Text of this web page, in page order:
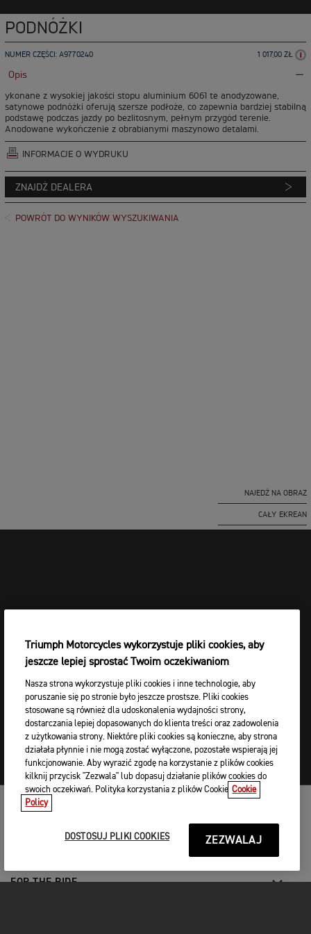
PODNÓŻKI
NUMER CZĘŚCI: A9770240 1 017,00 ZŁ
Opis
ykonane z wysokiej jakości stopu aluminium 6061 te anodyzowane,
satynowe podnóżki oferują szersze podłoże, co zapewnia bardziej stabilną
podstawę podczas jazdy po bezlitosnym, pełnym przygód terenie.
Anodowane wykończenie z obrabianymi maszynowo detalami.
INFORMACJE O WYDRUKU
ZNAJDŹ DEALERA
POWRÓT DO WYNIKÓW WYSZUKIWANIA
NAJEDŹ NA OBRAZ
CAŁY EKREAN
MOTOCYKLE
FOR THE RIDE
Triumph Motorcycles wykorzystuje pliki cookies, aby
jeszcze lepiej sprostać Twoim oczekiwaniom
Nasza strona wykorzystuje pliki cookies i inne technologie, aby
poruszanie się po stronie było jeszcze prostsze. Pliki cookies
stosowane są również dla udoskonalenia wydajności strony,
dostarczania lepiej dopasowanych do klienta treści oraz zadowolenia
z użytkowania strony. Niektóre pliki cookies są konieczne, aby strona
działała płynnie i nie mogą zostać wyłączone, pozostałe wspierają jej
funkcjonowanie. Aby wyrazić zgodę na korzystanie z plików cookies
kilknij przycisk "Zezwala" lub dopasuj działanie plików cookies do
swoich oczekiwań. Polityka korzystania z plików Cookie Cookie
Policy
DOSTOSUJ PLIKI COOKIES ZEZWALAJ